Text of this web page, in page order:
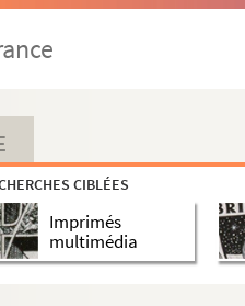
CIBLÉES
Imprimés
multimédia
Réforme jusqu'à la Révolution